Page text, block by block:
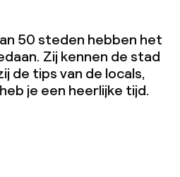
50 steden hebben het
Zij kennen de stad
de tips van de locals,
je een heerlijke tijd.